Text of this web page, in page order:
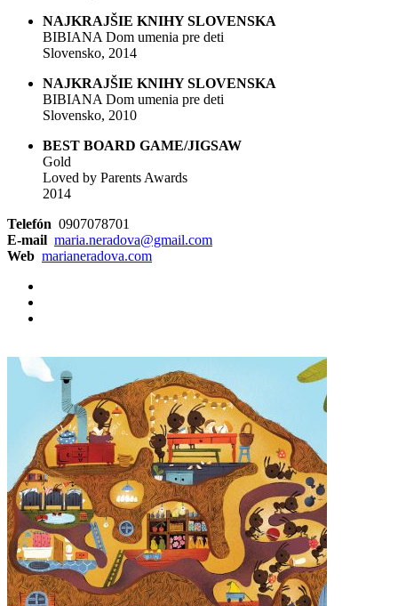
NAJKRAJŠIE KNIHY SLOVENSKA
BIBIANA Dom umenia pre deti
Slovensko, 2014
NAJKRAJŠIE KNIHY SLOVENSKA
BIBIANA Dom umenia pre deti
Slovensko, 2010
BEST BOARD GAME/JIGSAW
Gold
Loved by Parents Awards
2014
Telefón 0907078701
E-mail maria.neradova@gmail.com
Web marianeradova.com